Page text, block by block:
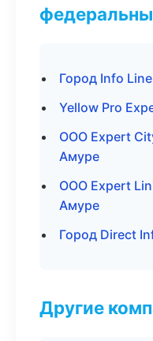
Город Info
Yellow Pro
ООО Expert
Амуре
ООО Expert
Амуре
Город Direct
Другие